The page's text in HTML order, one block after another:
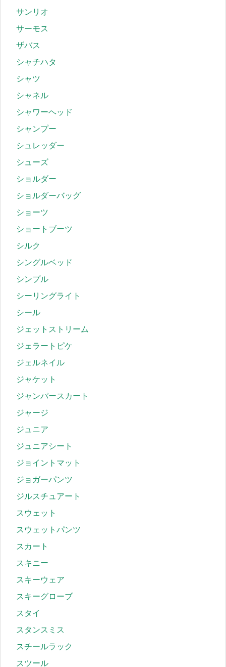
サンリオ
サーモス
ザバス
シャチハタ
シャツ
シャネル
シャワーヘッド
シャンプー
シュレッダー
シューズ
ショルダー
ショルダーバッグ
ショーツ
ショートブーツ
シルク
シングルベッド
シンプル
シーリングライト
シール
ジェットストリーム
ジェラートピケ
ジェルネイル
ジャケット
ジャンパースカート
ジャージ
ジュニア
ジュニアシート
ジョイントマット
ジョガーパンツ
ジルスチュアート
スウェット
スウェットパンツ
スカート
スキニー
スキーウェア
スキーグローブ
スタイ
スタンスミス
スチールラック
スツール